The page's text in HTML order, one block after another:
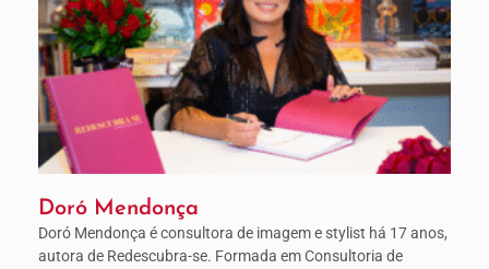
Doró Mendonça
Doró Mendonça é consultora de imagem e stylist há 17 anos,
autora de Redescubra-se. Formada em Consultoria de